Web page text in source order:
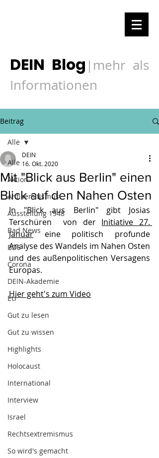
DEIN Blog | mehr als
Informationen
Beitrag
Alle
Aktion
Antisemitismus
Ausstellung 1948
Bad News
BDS
Corona
DEIN-Akademie
EU
Gut zu lesen
Gut zu wissen
Highlights
Holocaust
International
Interview
Israel
Rechtsextremismus
So wird's gemacht
Alle
Mit "Blick aus Berlin" einen
Blick auf den Nahen Osten
DEIN
16. Okt. 2020
In "Blick aus Berlin" gibt Josias
Terschüren  von der Initiative 27.
Januar eine politisch profunde
Analyse des Wandels im Nahen Osten
und des außenpolitischen Versagens
Europas.
Hier geht's zum Video